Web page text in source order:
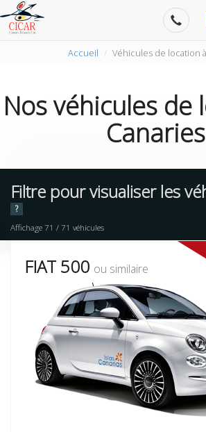
Accueil Véhicules de location
Nosvéhicules de
Canaries
Filtre pour visualiser les
?
Affichage 71 / 71 véhicules
FIAT 500 ou similaire